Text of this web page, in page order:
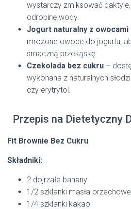
wystarczy zmiksować
odrobinę wody.
Jogurt naturalny z owocami
mrożone owoce do jogurtu,
smaczną przekąskę.
Czekolada bez cukru –
wykonana z naturalnych
czy erytrytol.
Przepis na Dietetyczny
Fit Brownie Bez Cukru
Składniki:
2 dojrzałe banany
1/2 szklanki masła
1/4 szklanki kakao